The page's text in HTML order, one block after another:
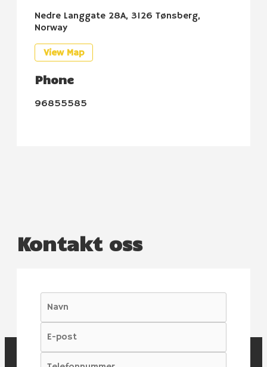
Nedre Langgate 28A, 3126 Tønsberg,
Norway
View Map
Phone
96855585
Kontakt oss